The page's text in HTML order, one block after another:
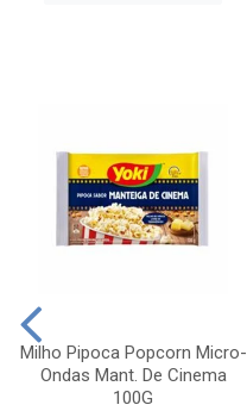
Milho Pipoca Popcorn Micro-
Ondas Mant. De Cinema
100G